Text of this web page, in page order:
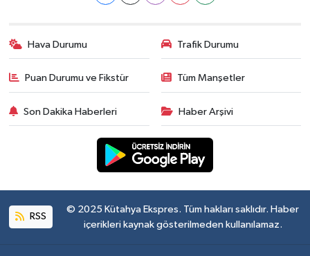
Hava Durumu Trafik Durumu
Puan Durumu ve Fikstür Tüm Manşetler
Son Dakika Haberleri Haber Arşivi
RSS
© 2025 Kütahya Ekspres. Tüm hakları saklıdır. Haber
içerikleri kaynak gösterilmeden kullanılamaz.